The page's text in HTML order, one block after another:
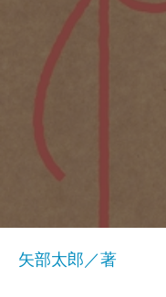
矢部太郎／著